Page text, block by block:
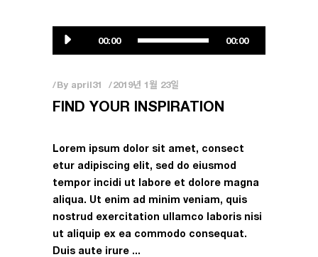
플
레
00:00 00:00
By april31 2019년 1월 23일
FIND YOUR INSPIRATION
Lorem ipsum dolor sit amet, consect
etur adipiscing elit, sed do eiusmod
tempor incidi ut labore et dolore magna
aliqua. Ut enim ad minim veniam, quis
nostrud exercitation ullamco laboris nisi
ut aliquip ex ea commodo consequat.
Duis aute irure